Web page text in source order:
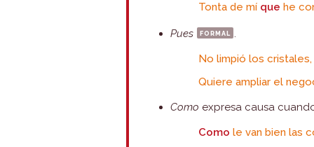
Tonta de mí que he
Pues formal .
No limpió los
Quiere ampliar el
Como expresa causa
Como le van bien las